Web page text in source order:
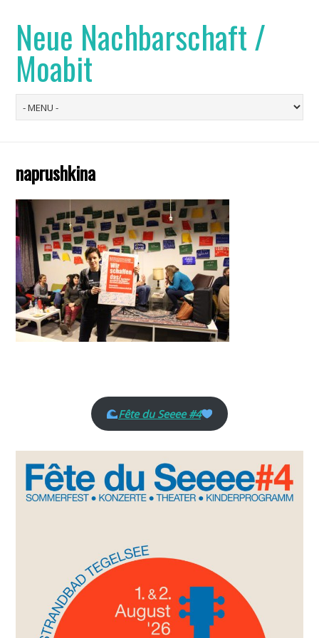
Neue Nachbarschaft /
Moabit
naprushkina
Fête du Seeee #4